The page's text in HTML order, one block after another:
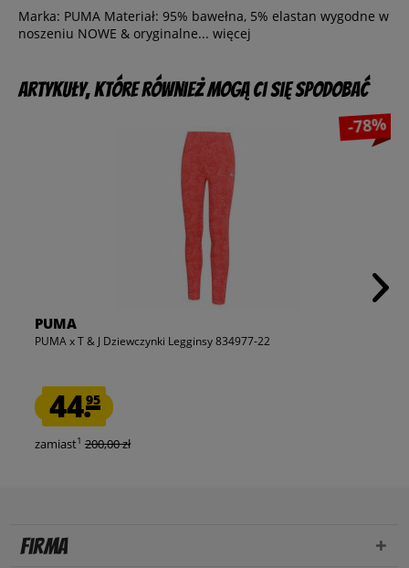
Marka: PUMA Materiał: 95% bawełna, 5% elastan wygodne w
noszeniu NOWE & oryginalne... więcej
Artykuły, które również mogą Ci się spodobać
-78%
PUMA
PUMA x T & J Dziewczynki Legginsy 834977-22
44.95
zamiast1 200,00 zł
Firma